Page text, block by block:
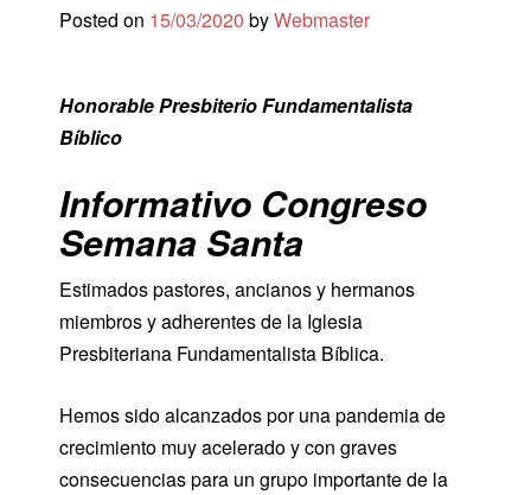
Posted on 15/03/2020 byWebmaster
Honorable Presbiterio Fundamentalista
Bíblico
Informativo Congreso
Semana Santa
Estimados pastores, ancianos y hermanos
miembros y adherentes de la Iglesia
Presbiteriana Fundamentalista Bíblica.
Hemos sido alcanzados por una pandemia de
crecimiento muy acelerado y con graves
consecuencias para un grupo importante de la